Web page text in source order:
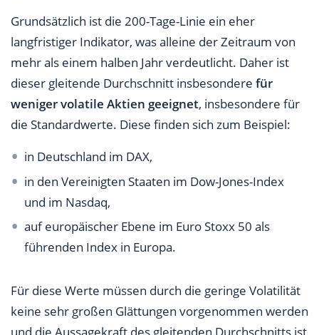
Grundsätzlich ist die 200-Tage-Linie ein eher
langfristiger Indikator, was alleine der Zeitraum von
mehr als einem halben Jahr verdeutlicht. Daher ist
dieser gleitende Durchschnitt insbesondere für
weniger volatile Aktien geeignet, insbesondere für
die Standardwerte. Diese finden sich zum Beispiel:
in Deutschland im DAX,
in den Vereinigten Staaten im Dow-Jones-Index
und im Nasdaq,
auf europäischer Ebene im Euro Stoxx 50 als
führenden Index in Europa.
Für diese Werte müssen durch die geringe Volatilität
keine sehr großen Glättungen vorgenommen werden